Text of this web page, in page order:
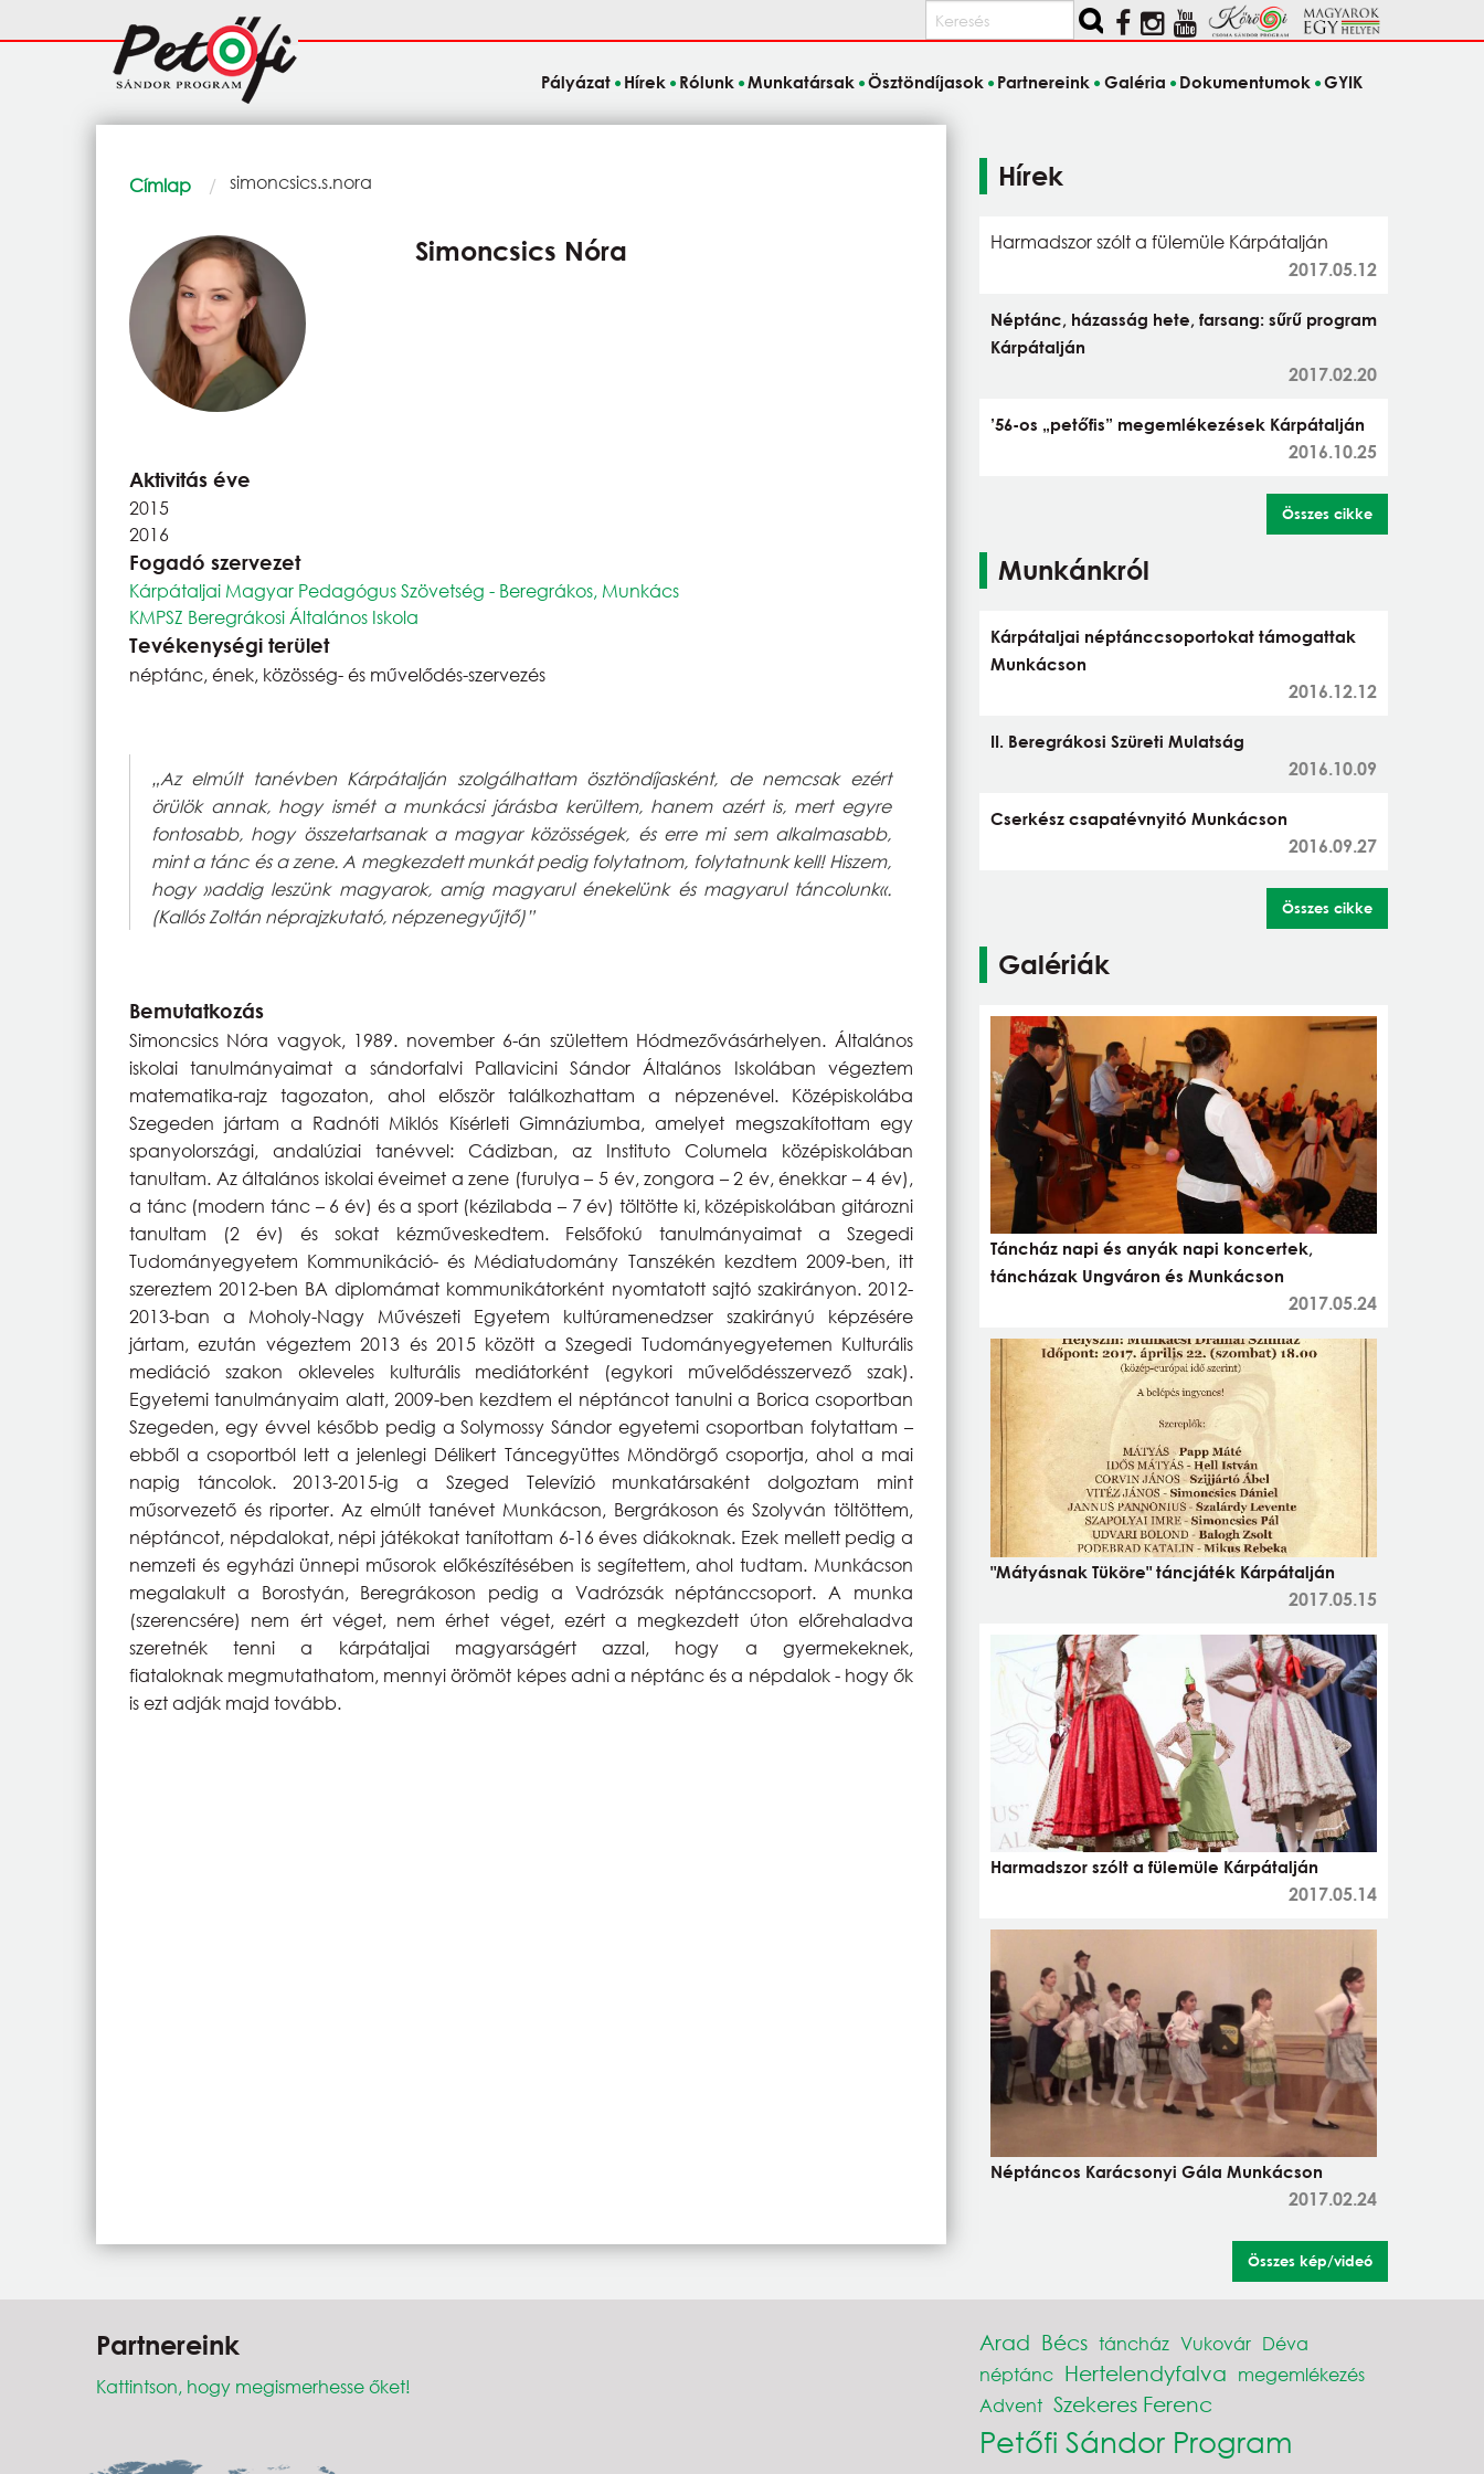
Keresés
Fő
navigáció
Pályázat Hírek Rólunk Munkatársak Ösztöndíjasok Partnereink Galéria Dokumentumok GYIK
Morzsa
Címlap Current:
simoncsics.s.nora
Simoncsics Nóra
Aktivitás éve
2015
2016
Fogadó szervezet
Kárpátaljai Magyar Pedagógus Szövetség - Beregrákos, Munkács
KMPSZ Beregrákosi Általános Iskola
Tevékenységi terület
néptánc, ének, közösség- és művelődés-szervezés
„Az elmúlt tanévben Kárpátalján szolgálhattam ösztöndíjasként, de nemcsak ezért
örülök annak, hogy ismét a munkácsi járásba kerültem, hanem azért is, mert egyre
fontosabb, hogy összetartsanak a magyar közösségek, és erre mi sem alkalmasabb,
mint a tánc és a zene. A megkezdett munkát pedig folytatnom, folytatnunk kell! Hiszem,
hogy »addig leszünk magyarok, amíg magyarul énekelünk és magyarul táncolunk«.
(Kallós Zoltán néprajzkutató, népzenegyűjtő)”
Bemutatkozás
Simoncsics Nóra vagyok, 1989. november 6-án születtem Hódmezővásárhelyen. Általános
iskolai tanulmányaimat a sándorfalvi Pallavicini Sándor Általános Iskolában végeztem
matematika-rajz tagozaton, ahol először találkozhattam a népzenével. Középiskolába
Szegeden jártam a Radnóti Miklós Kísérleti Gimnáziumba, amelyet megszakítottam egy
spanyolországi, andalúziai tanévvel: Cádizban, az Instituto Columela középiskolában
tanultam. Az általános iskolai éveimet a zene (furulya – 5 év, zongora – 2 év, énekkar – 4 év),
a tánc (modern tánc – 6 év) és a sport (kézilabda – 7 év) töltötte ki, középiskolában gitározni
tanultam (2 év) és sokat kézműveskedtem. Felsőfokú tanulmányaimat a Szegedi
Tudományegyetem Kommunikáció- és Médiatudomány Tanszékén kezdtem 2009-ben, itt
szereztem 2012-ben BA diplomámat kommunikátorként nyomtatott sajtó szakirányon. 2012-
2013-ban a Moholy-Nagy Művészeti Egyetem kultúramenedzser szakirányú képzésére
jártam, ezután végeztem 2013 és 2015 között a Szegedi Tudományegyetemen Kulturális
mediáció szakon okleveles kulturális mediátorként (egykori művelődésszervező szak).
Egyetemi tanulmányaim alatt, 2009-ben kezdtem el néptáncot tanulni a Borica csoportban
Szegeden, egy évvel később pedig a Solymossy Sándor egyetemi csoportban folytattam –
ebből a csoportból lett a jelenlegi Délikert Táncegyüttes Möndörgő csoportja, ahol a mai
napig táncolok. 2013-2015-ig a Szeged Televízió munkatársaként dolgoztam mint
műsorvezető és riporter. Az elmúlt tanévet Munkácson, Bergrákoson és Szolyván töltöttem,
néptáncot, népdalokat, népi játékokat tanítottam 6-16 éves diákoknak. Ezek mellett pedig a
nemzeti és egyházi ünnepi műsorok előkészítésében is segítettem, ahol tudtam. Munkácson
megalakult a Borostyán, Beregrákoson pedig a Vadrózsák néptánccsoport. A munka
(szerencsére) nem ért véget, nem érhet véget, ezért a megkezdett úton előrehaladva
szeretnék
tenni a kárpátaljai magyarságért azzal, hogy a gyermekeknek,
fiataloknak megmutathatom, mennyi örömöt képes adni a néptánc és a népdalok - hogy ők
is ezt adják majd tovább.
Hírek
Harmadszor szólt a fülemüle Kárpátalján
2017.05.12
Néptánc, házasság hete, farsang: sűrű program
Kárpátalján
2017.02.20
’56-os „petőfis” megemlékezések Kárpátalján
2016.10.25
Összes cikke
Munkánkról
Kárpátaljai néptánccsoportokat támogattak
Munkácson
2016.12.12
II. Beregrákosi Szüreti Mulatság
2016.10.09
Cserkész csapatévnyitó Munkácson
2016.09.27
Összes cikke
Galériák
Táncház napi és anyák napi koncertek,
táncházak Ungváron és Munkácson
2017.05.24
"Mátyásnak Tüköre" táncjáték Kárpátalján
2017.05.15
Harmadszor szólt a fülemüle Kárpátalján
2017.05.14
Néptáncos Karácsonyi Gála Munkácson
2017.02.24
Összes kép/videó
Partnereink
Kattintson, hogy megismerhesse őket!
Arad Bécs táncház Vukovár Déva
néptánc Hertelendyfalva megemlékezés
Advent Szekeres Ferenc
Petőfi Sándor Program